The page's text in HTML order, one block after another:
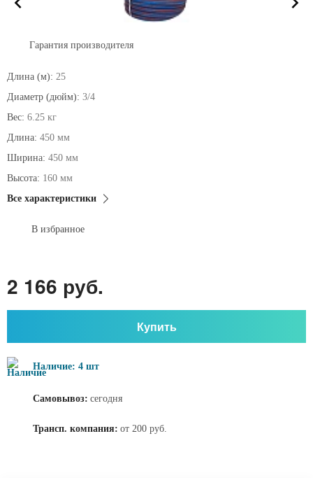
Гарантия производителя
Длина (м): 25
Диаметр (дюйм): 3/4
Вес: 6.25 кг
Длина: 450 мм
Ширина: 450 мм
Высота: 160 мм
Все характеристики
В избранное
2 166 руб.
Купить
Наличие: 4 шт
Самовывоз: сегодня
Трансп. компания: от 200 руб.